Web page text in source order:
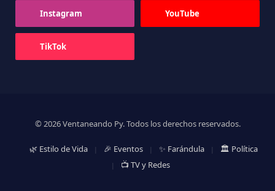
Instagram YouTube
TikTok
© 2026 Ventaneando Py. Todos los derechos reservados.
🌿 Estilo de Vida 🎉 Eventos ✨ Farándula
🏛️ Política
📺 TV y Redes